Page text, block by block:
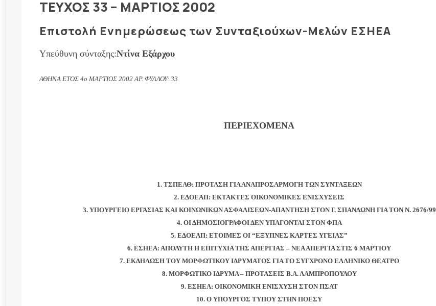
ΤΕΥΧΟΣ 33 – ΜΑΡΤΙΟΣ 2002
Επιστολή Ενημερώσεως των Συνταξιούχων-Μελών ΕΣΗΕΑ
Υπεύθυνη σύνταξης:Ντίνα Εξάρχου
ΑΘΗΝΑ ΕΤΟΣ 4ο ΜΑΡΤΙΟΣ 2002 ΑΡ. ΦΥΛΛΟΥ: 33
ΠΕΡΙΕΧΟΜΕΝΑ
1. ΤΣΠΕΑΘ: ΠΡΟΤΑΣΗ ΓΙΑ ΑΝΑΠΡΟΣΑΡΜΟΓΗ ΤΩΝ ΣΥΝΤΑΞΕΩΝ
2. ΕΔΟΕΑΠ: ΕΚΤΑΚΤΕΣ ΟΙΚΟΝΟΜΙΚΕΣ ΕΝΙΣΧΥΣΕΙΣ
3. ΥΠΟΥΡΓΕΙΟ ΕΡΓΑΣΙΑΣ ΚΑΙ ΚΟΙΝΩΝΙΚΩΝ ΑΣΦΑΛΙΣΕΩΝ-ΑΠΑΝΤΗΣΗ ΣΤΟΝ Γ. ΣΠΑΝΔΩΝΗ ΓΙΑ ΤΟΝ Ν. 2676/99
4. ΟΙ ΔΗΜΟΣΙΟΓΡΑΦΟΙ ΔΕΝ ΥΠΑΓΟΝΤΑΙ ΣΤΟΝ ΦΠΑ
5. ΕΔΟΕΑΠ: ΕΤΟΙΜΕΣ ΟΙ “ΕΞΥΠΝΕΣ ΚΑΡΤΕΣ ΥΓΕΙΑΣ”
6. ΕΣΗΕΑ: ΑΠΟΛΥΤΗ Η ΕΠΙΤΥΧΙΑ ΤΗΣ ΑΠΕΡΓΙΑΣ – ΝΕΑ ΑΠΕΡΓΙΑ ΣΤΙΣ 6 ΜΑΡΤΙΟΥ
7. ΕΚΔΗΛΩΣΗ ΤΟΥ ΜΟΡΦΩΤΙΚΟΥ ΙΔΡΥΜΑΤΟΣ ΓΙΑ ΤΟ ΣΥΓΧΡΟΝΟ ΕΛΛΗΝΙΚΟ ΘΕΑΤΡΟ
8. ΜΟΡΦΩΤΙΚΟ ΙΔΡΥΜΑ – ΠΡΟΤΑΣΕΙΣ Β.Α. ΛΑΜΠΡΟΠΟΥΛΟΥ
9. ΕΣΗΕΑ: ΟΙΚΟΝΟΜΙΚΗ ΕΝΙΣΧΥΣΗ ΣΤΟΝ ΠΣΑΤ
10. Ο ΥΠΟΥΡΓΟΣ ΤΥΠΟΥ ΣΤΗΝ ΠΟΕΣΥ